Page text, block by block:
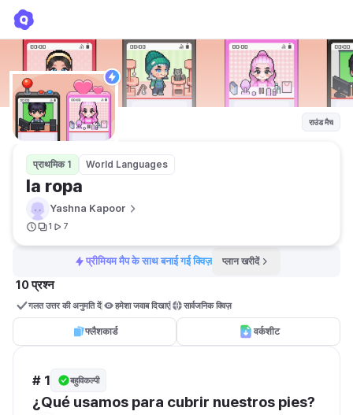
राउंड मैच
प्राथमिक 1 World Languages
la ropa
Yashna Kapoor
1 7
प्रीमियम मैप के साथ बनाई गई क्विज़ प्लान खरीदें
10 प्रश्न
गलत उत्तर की अनुमति दें हमेशा जवाब दिखाएं सार्वजनिक क्विज़
फ्लैशकार्ड वर्कशीट
# 1 बहुविकल्पी
¿Qué usamos para cubrir nuestros pies?